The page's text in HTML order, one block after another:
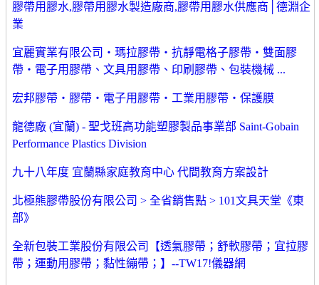
膠帶用膠水,膠帶用膠水製造廠商,膠帶用膠水供應商│德淵企
業
宜麗實業有限公司‧瑪拉膠帶‧抗靜電格子膠帶‧雙面膠
帶‧電子用膠帶、文具用膠帶、印刷膠帶、包裝機械 ...
宏邦膠帶‧膠帶‧電子用膠帶‧工業用膠帶‧保護膜
龍德廠 (宜蘭) - 聖戈班高功能塑膠製品事業部 Saint-Gobain
Performance Plastics Division
九十八年度 宜蘭縣家庭教育中心 代間教育方案設計
北極熊膠帶股份有限公司 > 全省銷售點 > 101文具天堂《東
部》
全新包裝工業股份有限公司【透氣膠帶；舒軟膠帶；宜拉膠
帶；運動用膠帶；黏性繃帶；】--TW17!儀器網